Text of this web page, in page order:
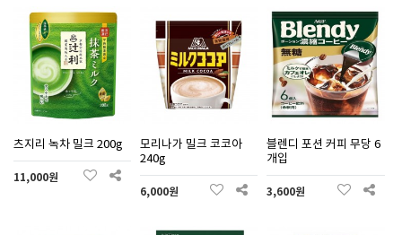
츠지리 녹차 밀크 200g
11,000원
모리나가 밀크 코코아
240g
6,000원
블렌디 포션 커피 무당 6
개입
3,600원